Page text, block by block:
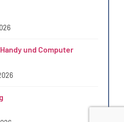
und Computer